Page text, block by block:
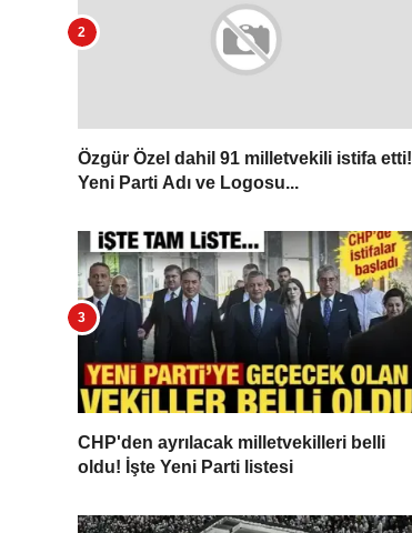
Özgür Özel dahil 91 milletvekili istifa etti!
Yeni Parti Adı ve Logosu...
CHP'den ayrılacak milletvekilleri belli
oldu! İşte Yeni Parti listesi